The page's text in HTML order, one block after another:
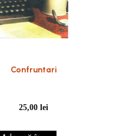
Confruntari
25,00lei